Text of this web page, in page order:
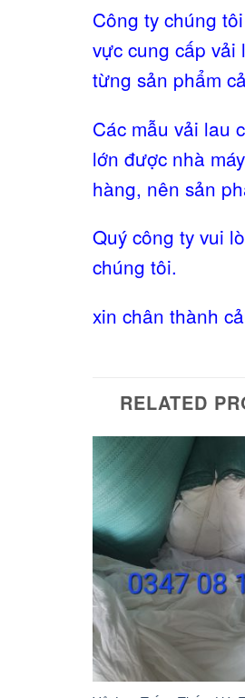
Công ty chúng
vực cung cấp vải
từng sản phẩm
Các mẫu vải lau
lớn được nhà
hàng, nên sản
Quý công ty vui
chúng tôi.
xin chân thành
RELATED